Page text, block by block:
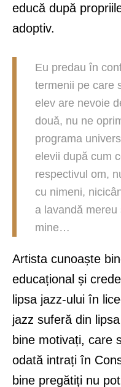
educă după
adoptiv.
Eu predau în
termenii pe care
elev are nevoie
două, nu ne
programa
elevii după cum
respectivul om,
cu nimeni,
a lavandă
mine…
Artista cunoaște
educațional și
lipsa jazz-ului în
jazz suferă din
bine motivați, care
odată intrați în
bine pregătiți nu